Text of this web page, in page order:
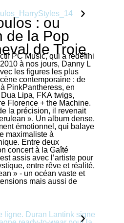
: ou
de la Pop
de Troie.
PC Music, qui a redéfini
à nos jours, Danny L
les figures les plus
contemporaine : de
PinkPantheress, en
Lipa, FKA twigs,
Florence + the Machine.
la précision, il revenait
». Un album dense,
émotionnel, qui balaye
maximaliste à
deux
concert à la Gaîté
assis avec l’artiste pour
entre rêve et réalité,
» - un océan vaste et
mais aussi de